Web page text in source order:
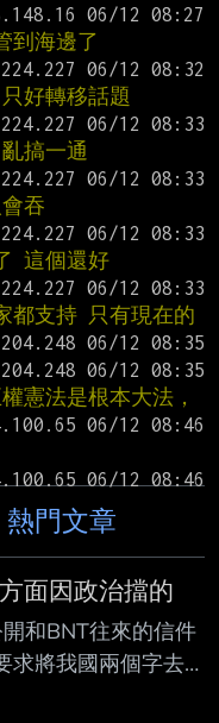
到海邊了
好轉移話題
搞一通
吞
這個還好
都支持 只有現在的
憲法是根本大法，
門文章
面因政治擋的
和BNT往來的信件
將我國兩個字去掉